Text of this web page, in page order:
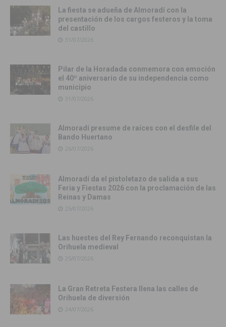
La fiesta se adueña de Almoradí con la
presentación de los cargos festeros y la toma
del castillo
31/07/2026
Pilar de la Horadada conmemora con emoción
el 40º aniversario de su independencia como
municipio
31/07/2026
Almoradí presume de raíces con el desfile del
Bando Huertano
26/07/2026
Almoradí da el pistoletazo de salida a sus
Feria y Fiestas 2026 con la proclamación de las
Reinas y Damas
25/07/2026
Las huestes del Rey Fernando reconquistan la
Orihuela medieval
25/07/2026
La Gran Retreta Festera llena las calles de
Orihuela de diversión
24/07/2026